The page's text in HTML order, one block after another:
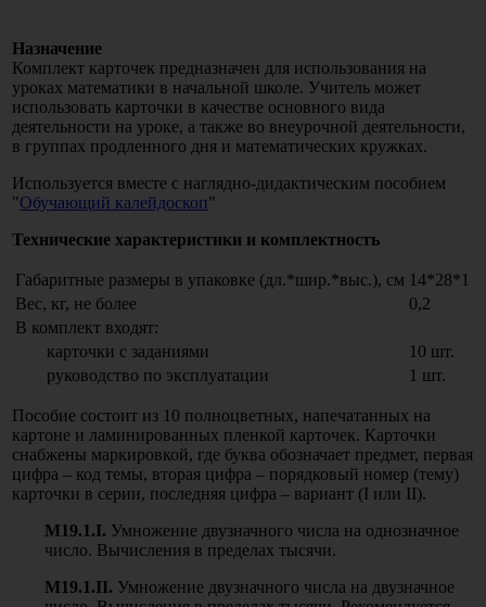
Назначение
Комплект карточек предназначен для использования на
уроках математики в начальной школе. Учитель может
использовать карточки в качестве основного вида
деятельности на уроке, а также во внеурочной деятельности,
в группах продленного дня и математических кружках.
Используется вместе с наглядно-дидактическим пособием
"Обучающий калейдоскоп"
Технические характеристики и комплектность
Габаритные размеры в упаковке (дл.*шир.*выс.), см 14*28*1
Вес, кг, не более
0,2
В комплект входят:
карточки с заданиями
10 шт.
руководство по эксплуатации
1 шт.
Пособие состоит из 10 полноцветных, напечатанных на
картоне и ламинированных пленкой карточек. Карточки
снабжены маркировкой, где буква обозначает предмет, первая
цифра – код темы, вторая цифра – порядковый номер (тему)
карточки в серии, последняя цифра – вариант (I или II).
М19.1.I. Умножение двузначного числа на однозначное
число. Вычисления в пределах тысячи.
М19.1.II. Умножение двузначного числа на двузначное